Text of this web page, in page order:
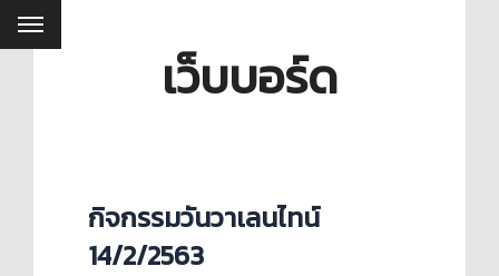
เว็บบอร์ด
กิจกรรมวันวาเลนไทน์
14/2/2563